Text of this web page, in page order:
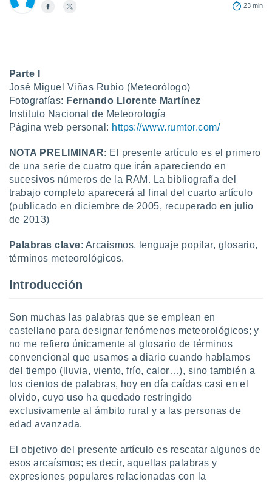
en
de
aceptar
de
sitio
En
de que
el sitio
se
para
ni para
o
aunque
no
23 min
Parte I
José Miguel Viñas Rubio (Meteorólogo)
Fotografías: Fernando Llorente Martínez
Instituto Nacional de Meteorología
Página web personal: https://www.rumtor.com/
NOTA PRELIMINAR: El presente artículo es el primero
de una serie de cuatro que irán apareciendo en
sucesivos números de la RAM. La bibliografía del
trabajo completo aparecerá al final del cuarto artículo
(publicado en diciembre de 2005, recuperado en julio
de 2013)
Palabras clave: Arcaismos, lenguaje popilar, glosario,
términos meteorológicos.
Introducción
Son muchas las palabras que se emplean en
castellano para designar fenómenos meteorológicos; y
no me refiero únicamente al glosario de términos
convencional que usamos a diario cuando hablamos
del tiempo (lluvia, viento, frío, calor…), sino también a
los cientos de palabras, hoy en día caídas casi en el
olvido, cuyo uso ha quedado restringido
exclusivamente al ámbito rural y a las personas de
edad avanzada.
El objetivo del presente artículo es rescatar algunos de
esos arcaísmos; es decir, aquellas palabras y
expresiones populares relacionadas con la